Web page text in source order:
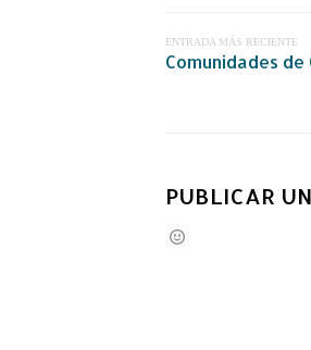
ENTRADA MÁS RECIENTE
Comunidades
PUBLICAR